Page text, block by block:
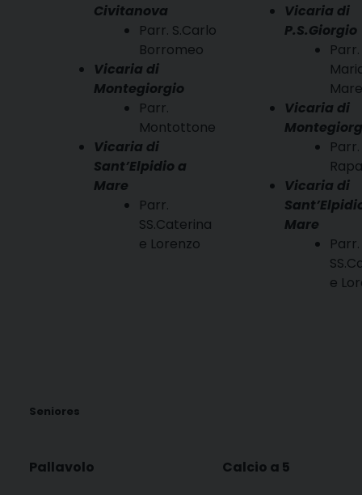
Civitanova
Parr. S.Carlo
Borromeo
Vicaria di
Montegiorgio
Parr.
Montottone
Vicaria di
Sant’Elpidio a
Mare
Parr.
SS.Caterina
e Lorenzo
Vicaria di
P.S.Giorgio
Mare
Vicaria di
Vicaria di
Mare
Parr.
e
Seniores
Pallavolo Calcio a 5